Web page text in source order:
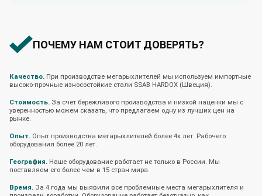
ПОЧЕМУ НАМ СТОИТ ДОВЕРЯТЬ?
Качество. При производстве мегарыхлителей мы используем импортные
высоко-прочные износостойкие стали SSAB HARDOX (Швеция).
Стоимость. За счет бережливого производства и низкой наценки мы с
уверенностью можем сказать, что предлагаем одну из лучших цен на
рынке.
Опыт. Опыт производства мегарыхлителей более 4х лет. Рабочего
оборудования более 20 лет.
География. Наше оборудование работает не только в России. Мы
поставляем его более чем в 15 стран мира.
Время. За 4 года мы выявили все проблемные места мегарыхлителя и